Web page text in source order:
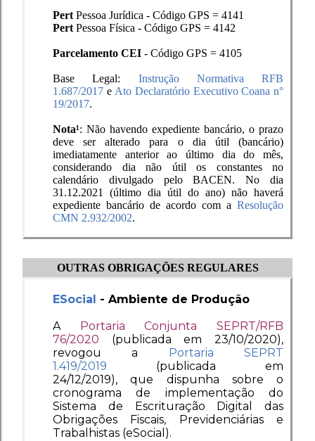
Pert Pessoa Jurídica - Código GPS = 4141
Pert Pessoa Física - Código GPS = 4142
Parcelamento CEI - Código GPS = 4105
Base Legal:
Instrução Normativa RFB
1.687/2017 e Ato Declaratório Executivo Coana n°
19/2017.
Nota¹: Não havendo expediente bancário, o prazo
deve ser alterado para o dia útil (bancário)
imediatamente anterior ao último dia do mês,
considerando dia não útil os constantes no
calendário divulgado pelo BACEN.No dia
31.12.2021 (último dia útil do ano) não haverá
expediente bancário de acordo com a Resolução
CMN 2.932/2002.
OUTRAS OBRIGAÇÕES REGULARES
ESocial - Ambiente de Produção
A
Portaria Conjunta SEPRT/RFB
76/2020 (publicada em 23/10/2020),
revogoua
Portaria SEPRT
1.419/2019
(publicada em
24/12/2019), que dispunha sobre o
cronograma de implementação do
Sistema de Escrituração Digital das
Obrigações Fiscais, Previdenciárias e
Trabalhistas (eSocial).